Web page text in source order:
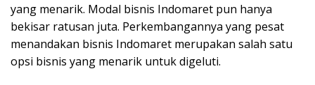
yang menarik. Modal bisnis Indomaret pun hanya
bekisar ratusan juta. Perkembangannya yang pesat
menandakan bisnis Indomaret merupakan salah satu
opsi bisnis yang menarik untuk digeluti.